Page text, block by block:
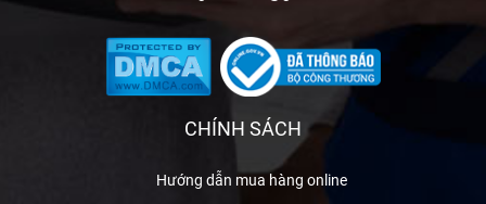
CHÍNH SÁCH
Hướng dẫn mua hàng online